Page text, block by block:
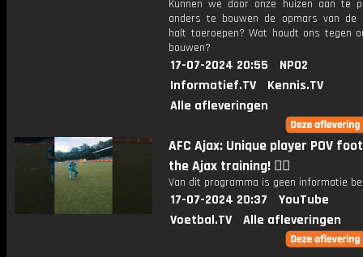
Kunnen we door onze huizen aan te
anders te bouwen de opmars van de
halt toeroepen? Wat houdt ons tegen
bouwen?
17-07-2024 20:55
NPO2
Informatief.TV
Kennis.TV
Alle afleveringen
AFC Ajax: Unique player POV
the Ajax training! 😮‍💨
Van dit programma is geen informatie
17-07-2024 20:37
YouTube
Voetbal.TV
Alle afleveringen